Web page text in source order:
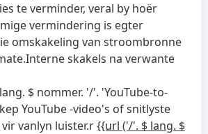
te verminder, veral by hoër
vermindering is egter
omskakeling van stroombronne
Interne skakels na verwante
$ nommer. '/'. 'YouTube-to-
YouTube -video's of snitlyste
vanlyn luister.r{{url ('/'. $ lang. $